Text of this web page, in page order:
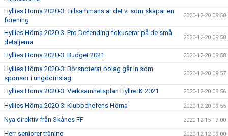
Hyllies Hörna 2020-3: Tillsammans är det vi som skapar en
förening
2020-12-20 09:58
Hyllies Hörna 2020-3: Pro Defending fokuserar på de små
detaljerna
2020-12-20 09:58
Hyllies Hörna 2020-3: Budget 2021 2020-12-20 09:58
Hyllies Hörna 2020-3: Börsnoterat bolag går in som
sponsor i ungdomslag
2020-12-20 09:57
Hyllies Hörna 2020-3: Verksamhetsplan Hyllie IK 2021 2020-12-20 09:56
Hyllies Hörna 2020-3: Klubbchefens Hörna 2020-12-20 09:55
Nya direktiv från Skånes FF 2020-12-15 17:00
Herr seniorer träning 2020-12-12 09:00